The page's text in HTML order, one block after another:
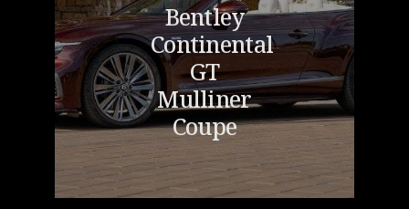
Bentley
Continental
GT
Mulliner
Coupe